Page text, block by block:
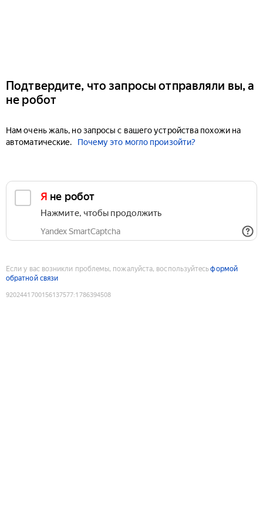
Подтвердите, что запросы отправляли вы, а
не робот
Нам очень жаль, но запросы с вашего устройства похожи на
автоматические.
Почему это могло произойти?
Я не робот
Нажмите, чтобы продолжить
Yandex SmartCaptcha
Если у вас возникли проблемы, пожалуйста, воспользуйтесьформой
обратной связи
9202441700156137577:1786394508